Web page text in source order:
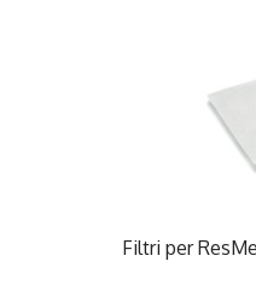
Filtri per